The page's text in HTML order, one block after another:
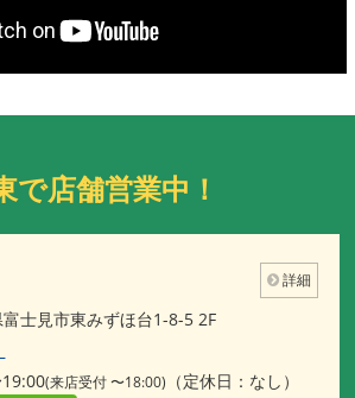
で店舗営業中！
詳細
士見市東みずほ台1-8-5 2F
(来店受付 〜18:00) （定休日：なし）